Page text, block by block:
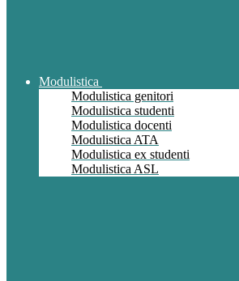
Modulistica
Modulistica genitori
Modulistica studenti
Modulistica docenti
Modulistica ATA
Modulistica ex studenti
Modulistica ASL